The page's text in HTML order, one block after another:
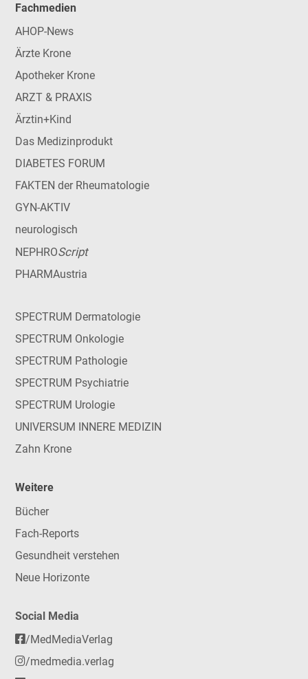
Fachmedien
AHOP-News
Ärzte Krone
Apotheker Krone
ARZT & PRAXIS
Ärztin+Kind
Das Medizinprodukt
DIABETES FORUM
FAKTEN der Rheumatologie
GYN-AKTIV
neurologisch
NEPHROScript
PHARMAustria
SPECTRUM Dermatologie
SPECTRUM Onkologie
SPECTRUM Pathologie
SPECTRUM Psychiatrie
SPECTRUM Urologie
UNIVERSUM INNERE MEDIZIN
Zahn Krone
Weitere
Bücher
Fach-Reports
Gesundheit verstehen
Neue Horizonte
Social Media
/MedMediaVerlag
/medmedia.verlag